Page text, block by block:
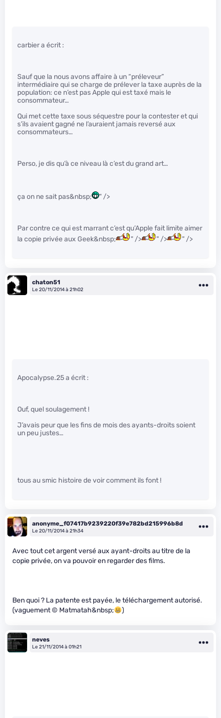
carbier a écrit :
Sauf que la nous avons affaire à un “préleveur”
intermédiaire qui se charge de prélever la taxe auprès de la
population: ce n’est pas Apple qui est taxé mais le
consommateur…
Qui met cette taxe sous séquestre pour la contester et qui
s’ils avaient gagné ne l’auraient jamais reversé aux
consommateurs…
Perso, je dis qu’à ce niveau là c’est du grand art…
ça on ne sait pas&nbsp; " />
Par contre ce qui est marrant c’est qu’Apple fait limite aimer
la copie privée aux Geek&nbsp;
" /> " /> " />
chaton51
Le 20/11/2014 à 21h02
Apocalypse.25 a écrit :
Ouf, quel soulagement !
J’avais peur que les fins de mois des ayants-droits soient
un peu justes…
tous au smic histoire de voir comment ils font !
anonyme_f07417b9239220f39e782bd215996b8d
Le 20/11/2014 à 21h34
Avec tout cet argent versé aux ayant-droits au titre de la
copie privée, on va pouvoir en regarder des films.
Ben quoi ? La patente est payée, le téléchargement autorisé.
(vaguement © Matmatah&nbsp;
)
neves
Le 21/11/2014 à 01h21